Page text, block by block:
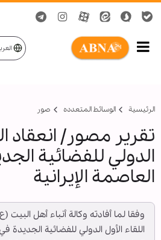
الرئيسية الوسائط المتعدده صور
تقرير مصور/ انعقاد
الدولي للفضائية
العاصمة الإيرانية
وفقا لما أفادته وكالة أنباء أهل البيت (ع)
اللقاء الأول الدولي للفضائية